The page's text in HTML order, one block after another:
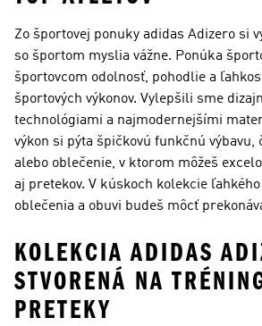
Zo športovej ponuky adidas Adizero si
so športom myslia vážne. Ponúka
športovcom odolnosť, pohodlie a
športových výkonov. Vylepšili sme
technológiami a najmodernejšími
výkon si pýta špičkovú funkčnú výbavu,
alebo oblečenie, v ktorom môžeš
aj pretekov. V kúskoch kolekcie
oblečenia a obuvi budeš môcť
KOLEKCIA ADIDAS
STVORENÁ NA
PRETEKY